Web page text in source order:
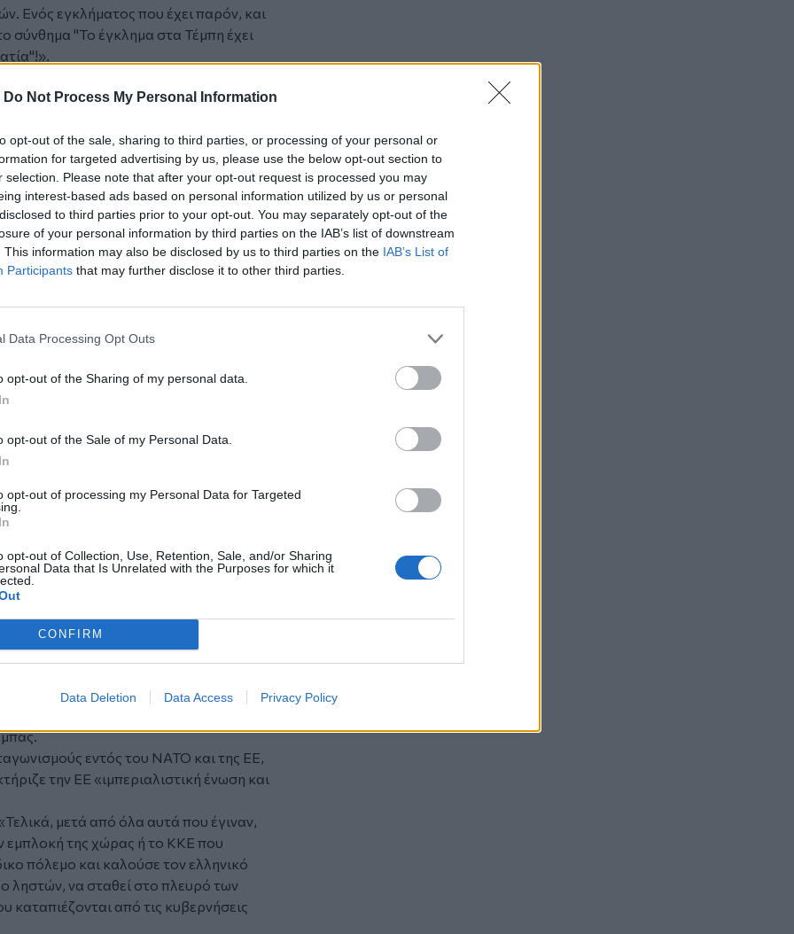
Do Not Process My Personal Information
opt-out of the sale, sharing to third parties, or processing of your personal or
for targeted advertising by us, please use the below opt-out section to
selection. Please note that after your opt-out request is processed you may
interest-based ads based on personal information utilized by us or personal
to third parties prior to your opt-out. You may separately opt-out of the
of your personal information by third parties on the IAB’s list of downstream
This information may also be disclosed by us to third parties on the IAB’s List of
Participants that may further disclose it to other third parties.
Data Processing Opt Outs
opt-out of the Sharing of my personal data.
opt-out of the Sale of my Personal Data.
opt-out of processing my Personal Data for Targeted
opt-out of Collection, Use, Retention, Sale, and/or Sharing
Data that Is Unrelated with the Purposes for which it
CONFIRM
Data Deletion Data Access Privacy Policy
Ενός εγκλήματος που έχει παρόν, και
σύνθημα "Το έγκλημα στα Τέμπη έχει
προσπαθούν να φέρουν
και τα μηνύματα τους και οι
το ΠΑΣΟΚ, ο ΣΥΡΙΖΑ και οι
την αναβάπτιση των θεσμών του
και να χειραγωγήσουν τη
την εμπιστοσύνη στο κράτος και
στην αγωνιστική αμφισβήτηση
μόνη πραγματική για το λαό
εκμεταλλευτικού συστήματος και
εξουσίας και του
και δικαίωση μπορούν να φέρουν
θα αποτελούν ούτε "ασανσέρ" για την
ντεκόρ μιας επόμενης αντιλαϊκής
τα πόδια τους οι επίδοξοι
και των πολέμων».
κατακτήσεις εργαζομένων και
θα απεργήσουν σε όλη τη χώρα
νεολαίας, της εργατικής τάξης, των
το βάρος της σύγκρουσης με την
Όχι ο καθένας ξεχωριστά αλλά
κοινό στόχο. Γιατί για να κερδίσουμε
σύστημα που μας φέρνει ασφυξία»
και τα διάφορα ευτράπελα που
των ιμπεριαλιστών, συνιστούν την
στα οποία στηρίχθηκε για χρόνια η
τόξου, η προσπάθειά τους να
και τους σχεδιασμούς των
εντός του ΝΑΤΟ και της ΕΕ,
την ΕΕ «ιμπεριαλιστική ένωση και
μετά από όλα αυτά που έγιναν,
εμπλοκή της χώρας ή το ΚΚΕ που
πόλεμο και καλούσε τον ελληνικό
ληστών, να σταθεί στο πλευρό των
καταπιέζονται από τις κυβερνήσεις
Σκωτσέζας